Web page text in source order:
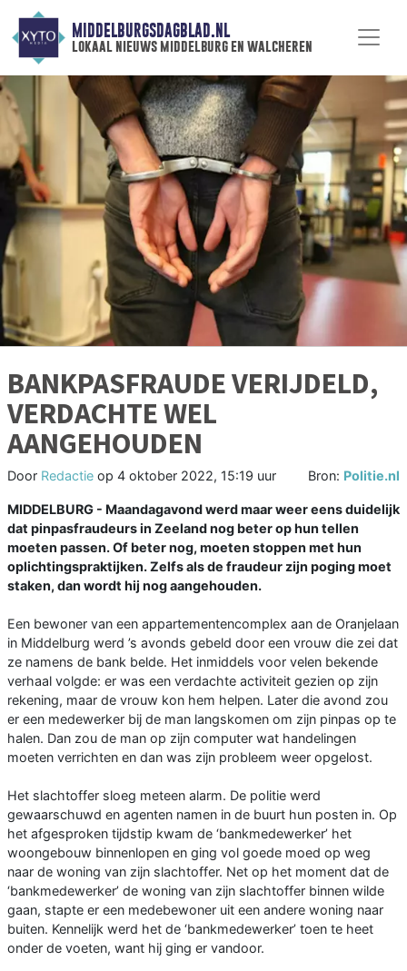
MIDDELBURGSDAGBLAD.NL
lokaal nieuws middelburg en walcheren
BANKPASFRAUDE VERIJDELD,
VERDACHTE WEL
AANGEHOUDEN
Door Redactie op 4 oktober 2022, 15:19 uur Bron: Politie.nl
MIDDELBURG - Maandagavond werd maar weer eens duidelijk
dat pinpasfraudeurs in Zeeland nog beter op hun tellen
moeten passen. Of beter nog, moeten stoppen met hun
oplichtingspraktijken. Zelfs als de fraudeur zijn poging moet
staken, dan wordt hij nog aangehouden.
Een bewoner van een appartementencomplex aan de Oranjelaan
in Middelburg werd ’s avonds gebeld door een vrouw die zei dat
ze namens de bank belde. Het inmiddels voor velen bekende
verhaal volgde: er was een verdachte activiteit gezien op zijn
rekening, maar de vrouw kon hem helpen. Later die avond zou
er een medewerker bij de man langskomen om zijn pinpas op te
halen. Dan zou de man op zijn computer wat handelingen
moeten verrichten en dan was zijn probleem weer opgelost.
Het slachtoffer sloeg meteen alarm. De politie werd
gewaarschuwd en agenten namen in de buurt hun posten in. Op
het afgesproken tijdstip kwam de ‘bankmedewerker’ het
woongebouw binnenlopen en ging vol goede moed op weg
naar de woning van zijn slachtoffer. Net op het moment dat de
‘bankmedewerker’ de woning van zijn slachtoffer binnen wilde
gaan, stapte er een medebewoner uit een andere woning naar
buiten. Kennelijk werd het de ‘bankmedewerker’ toen te heet
onder de voeten, want hij ging er vandoor.